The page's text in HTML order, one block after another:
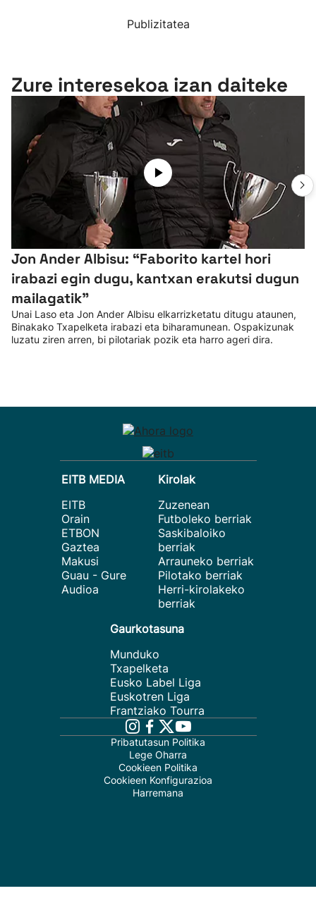
Publizitatea
Zure interesekoa izan daiteke
Jon Ander Albisu: “Faborito kartel hori
irabazi egin dugu, kantxan erakutsi dugun
mailagatik”
Unai Laso eta Jon Ander Albisu elkarrizketatu ditugu ataunen,
Binakako Txapelketa irabazi eta biharamunean. Ospakizunak
luzatu ziren arren, bi pilotariak pozik eta harro ageri dira.
EITB MEDIA
EITB
Orain
ETBON
Gaztea
Makusi
Guau - Gure
Audioa
Kirolak
Zuzenean
Futboleko berriak
Saskibaloiko
berriak
Arrauneko berriak
Pilotako berriak
Herri-kirolakeko
berriak
Gaurkotasuna
Munduko
Txapelketa
Eusko Label Liga
Euskotren Liga
Frantziako Tourra
Pribatutasun Politika
Lege Oharra
Cookieen Politika
Cookieen Konfigurazioa
Harremana